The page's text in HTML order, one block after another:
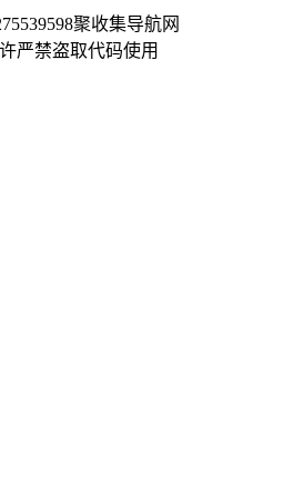
聚收集导航网
严禁盗取代码使用